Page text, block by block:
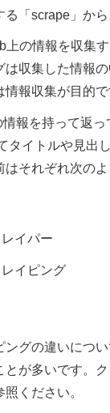
「scrape」か
の情報を収集
収集した情報
報収集が目的で
報を持って返
タイトルや見出
それぞれ次のよ
イパー
イピング
グの違いにつ
が多いです。
照ください。